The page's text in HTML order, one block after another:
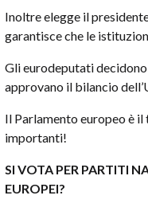
Inoltre elegge il
garantisce che le
Gli eurodeputati decidono
approvano il bilancio
Il Parlamento europeo è
importanti!
SI VOTA PER PARTITI
EUROPEI?